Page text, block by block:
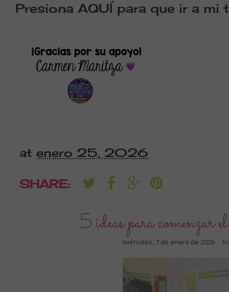
Presiona AQUÍ para que ir a mi
at enero 25, 2026
SHARE:
5 ideas para comenzar el
miércoles, 7 de enero de 2026